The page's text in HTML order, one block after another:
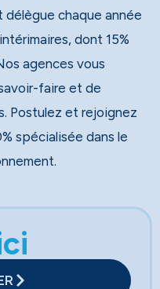
délègue chaque année
dont 15%
agences vous
faire et de
Postulez et rejoignez
spécialisée dans le